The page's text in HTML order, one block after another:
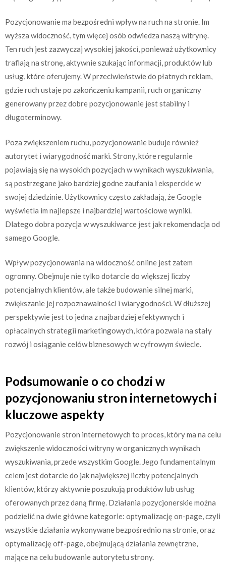
Pozycjonowanie ma bezpośredni wpływ na ruch na stronie. Im
wyższa widoczność, tym więcej osób odwiedza naszą witrynę.
Ten ruch jest zazwyczaj wysokiej jakości, ponieważ użytkownicy
trafiają na stronę, aktywnie szukając informacji, produktów lub
usług, które oferujemy. W przeciwieństwie do płatnych reklam,
gdzie ruch ustaje po zakończeniu kampanii, ruch organiczny
generowany przez dobre pozycjonowanie jest stabilny i
długoterminowy.
Poza zwiększeniem ruchu, pozycjonowanie buduje również
autorytet i wiarygodność marki. Strony, które regularnie
pojawiają się na wysokich pozycjach w wynikach wyszukiwania,
są postrzegane jako bardziej godne zaufania i eksperckie w
swojej dziedzinie. Użytkownicy często zakładają, że Google
wyświetla im najlepsze i najbardziej wartościowe wyniki.
Dlatego dobra pozycja w wyszukiwarce jest jak rekomendacja od
samego Google.
Wpływ pozycjonowania na widoczność online jest zatem
ogromny. Obejmuje nie tylko dotarcie do większej liczby
potencjalnych klientów, ale także budowanie silnej marki,
zwiększanie jej rozpoznawalności i wiarygodności. W dłuższej
perspektywie jest to jedna z najbardziej efektywnych i
opłacalnych strategii marketingowych, która pozwala na stały
rozwój i osiąganie celów biznesowych w cyfrowym świecie.
Podsumowanie o co chodzi w
pozycjonowaniu stron internetowych i
kluczowe aspekty
Pozycjonowanie stron internetowych to proces, który ma na celu
zwiększenie widoczności witryny w organicznych wynikach
wyszukiwania, przede wszystkim Google. Jego fundamentalnym
celem jest dotarcie do jak największej liczby potencjalnych
klientów, którzy aktywnie poszukują produktów lub usług
oferowanych przez daną firmę. Działania pozycjonerskie można
podzielić na dwie główne kategorie: optymalizację on-page, czyli
wszystkie działania wykonywane bezpośrednio na stronie, oraz
optymalizację off-page, obejmującą działania zewnętrzne,
mające na celu budowanie autorytetu strony.